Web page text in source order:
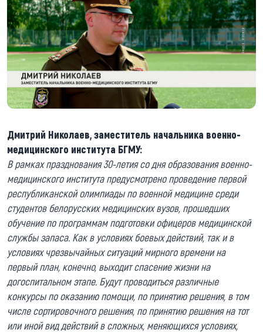
Дмитрий Николаев, заместитель начальника военно-
медицинского института БГМУ:
В рамках празднования 30-летия со дня образования военно-
медицинского института предусмотрено проведение первой
республиканской олимпиады по военной медицине среди
студентов белорусских медицинских вузов, прошедших
обучение по программам подготовки офицеров медицинской
службы запаса. Как в условиях боевых действий, так и в
условиях чрезвычайных ситуаций мирного времени на
первый план, конечно, выходит спасение жизни на
догоспитальном этапе. Будут проводиться различные
конкурсы по оказанию помощи, по принятию решения, в том
числе сортировочного решения, по принятию решения на тот
или иной вид действий в сложных, меняющихся условиях,